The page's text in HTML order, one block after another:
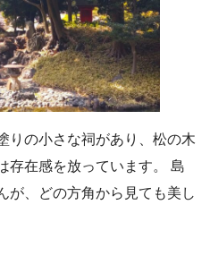
りの小さな祠があり、松の木
存在感を放っています。 島
が、どの方角から見ても美し